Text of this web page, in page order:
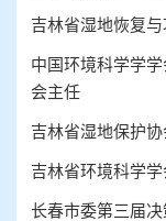
吉林省湿地恢复
中国环境科学学
会主任
吉林省湿地保护
吉林省环境科学
长春市委第三届